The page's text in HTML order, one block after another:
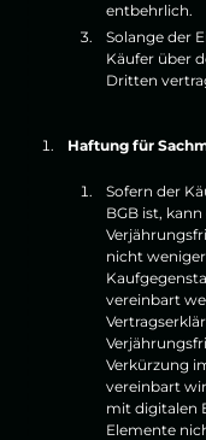
entbehrlich.
Solange der
Käufer über
Dritten
Haftung für
Sofern der
BGB ist,
nicht
vereinbart
Verkürzung
vereinbart
mit digitalen
Elemente